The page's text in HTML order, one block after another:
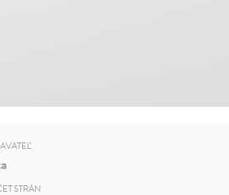
STRÁN